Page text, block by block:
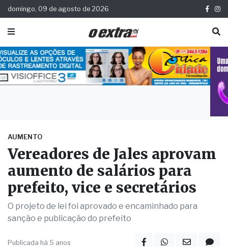
domingo, 09 de agosto de 2026
AUMENTO
Vereadores de Jales aprovam
aumento de salários para
prefeito, vice e secretários
O projeto de lei foi aprovado e encaminhado para
sanção e publicação do prefeito
Publicada há 5 anos